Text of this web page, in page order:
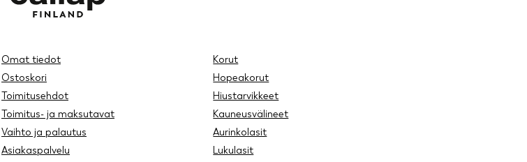
Omat tiedot
Ostoskori
Toimitusehdot
Toimitus- ja maksutavat
Vaihto ja palautus
Asiakaspalvelu
Korut
Hopeakorut
Hiustarvikkeet
Kauneusvälineet
Aurinkolasit
Lukulasit